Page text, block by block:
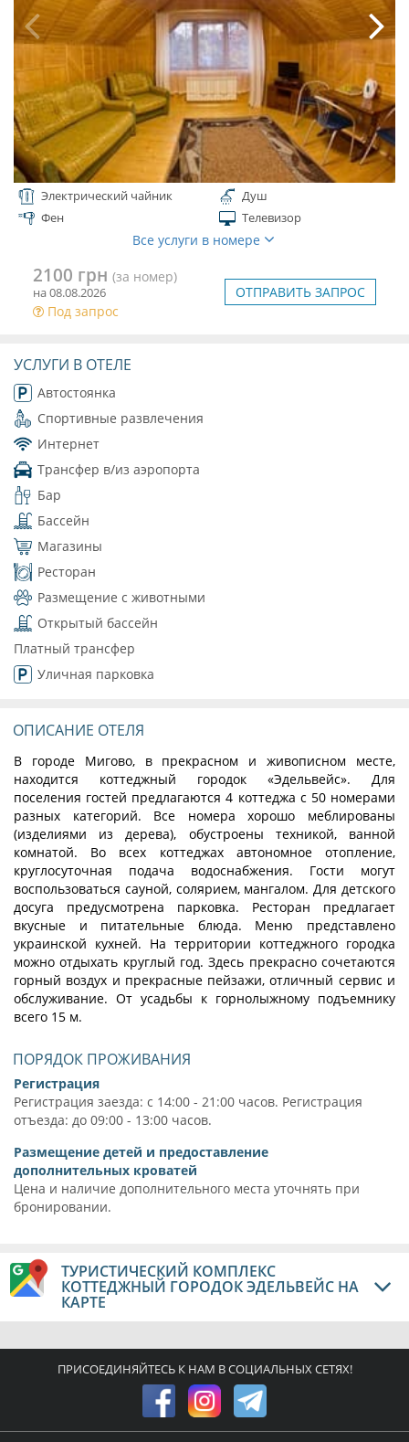
Электрический чайник
Душ
Фен
Телевизор
Все услуги в номере
2100 грн (за номер)
на 08.08.2026
Под запрос
ОТПРАВИТЬ ЗАПРОС
УСЛУГИ В ОТЕЛЕ
Автостоянка
Спортивные развлечения
Интернет
Трансфер в/из аэропорта
Бар
Бассейн
Магазины
Ресторан
Размещение с животными
Открытый бассейн
Платный трансфер
Уличная парковка
ОПИСАНИЕ ОТЕЛЯ
В городе Мигово, в прекрасном и живописном месте,
находится коттеджный городок «Эдельвейс». Для
поселения гостей предлагаются 4 коттеджа с 50 номерами
разных категорий. Все номера хорошо меблированы
(изделиями из дерева), обустроены техникой, ванной
комнатой. Во всех коттеджах автономное отопление,
круглосуточная подача водоснабжения. Гости могут
воспользоваться сауной, солярием, мангалом. Для детского
досуга предусмотрена парковка. Ресторан предлагает
вкусные и питательные блюда. Меню представлено
украинской кухней. На территории коттеджного городка
можно отдыхать круглый год. Здесь прекрасно сочетаются
горный воздух и прекрасные пейзажи, отличный сервис и
обслуживание. От усадьбы к горнолыжному подъемнику
всего 15 м.
ПОРЯДОК ПРОЖИВАНИЯ
Регистрация
Регистрация заезда: с 14:00 - 21:00 часов. Регистрация
отъезда: до 09:00 - 13:00 часов.
Размещение детей и предоставление
дополнительных кроватей
Цена и наличие дополнительного места уточнять при
бронировании.
ТУРИСТИЧЕСКИЙ КОМПЛЕКС
КОТТЕДЖНЫЙ ГОРОДОК ЭДЕЛЬВЕЙС НА
КАРТЕ
ПРИСОЕДИНЯЙТЕСЬ К НАМ В СОЦИАЛЬНЫХ СЕТЯХ!